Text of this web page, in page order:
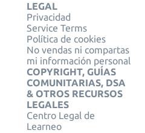
LEGAL
Privacidad
Service Terms
Política de cookies
No vendas ni compartas
mi información personal
COPYRIGHT, GUÍAS
COMUNITARIAS, DSA
& OTROS RECURSOS
LEGALES
Centro Legal de
Learneo